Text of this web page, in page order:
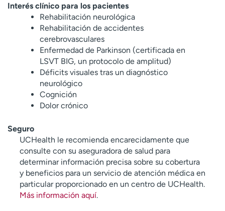
Interés clínico para los pacientes
Rehabilitación neurológica
Rehabilitación de accidentes
cerebrovasculares
Enfermedad de Parkinson (certificada en
LSVT BIG, un protocolo de amplitud)
Déficits visuales tras un diagnóstico
neurológico
Cognición
Dolor crónico
Seguro
UCHealth le recomienda encarecidamente que
consulte con su aseguradora de salud para
determinar información precisa sobre su cobertura
y beneficios para un servicio de atención médica en
particular proporcionado en un centro de UCHealth.
Más información aquí.